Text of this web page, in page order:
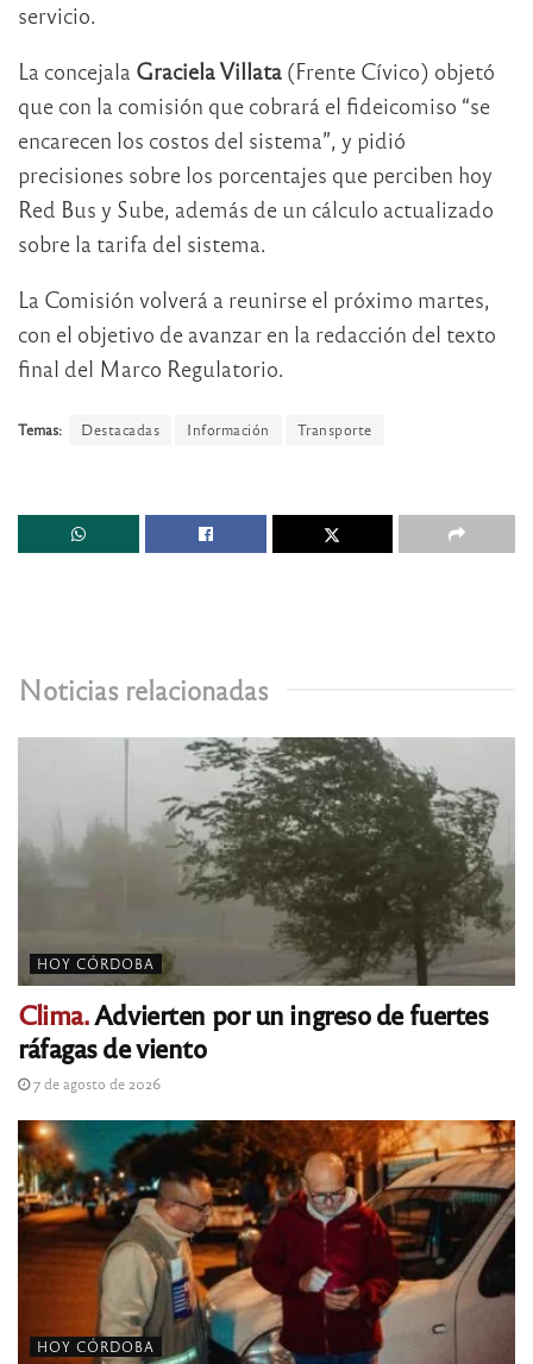
servicio.
La concejala Graciela Villata (Frente Cívico) objetó
que con la comisión que cobrará el fideicomiso “se
encarecen los costos del sistema”, y pidió
precisiones sobre los porcentajes que perciben hoy
Red Bus y Sube, además de un cálculo actualizado
sobre la tarifa del sistema.
La Comisión volverá a reunirse el próximo martes,
con el objetivo de avanzar en la redacción del texto
final del Marco Regulatorio.
Temas: Destacadas Información Transporte
Noticias relacionadas
HOY CÓRDOBA
Clima.Advierten por un ingreso de fuertes
ráfagas de viento
7 de agosto de 2026
HOY CÓRDOBA